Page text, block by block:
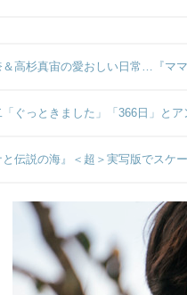
＆高杉真宙の愛おしい日常…『マ
ぐっときました」「366日」と
と伝説の海』＜超＞実写版でスケ